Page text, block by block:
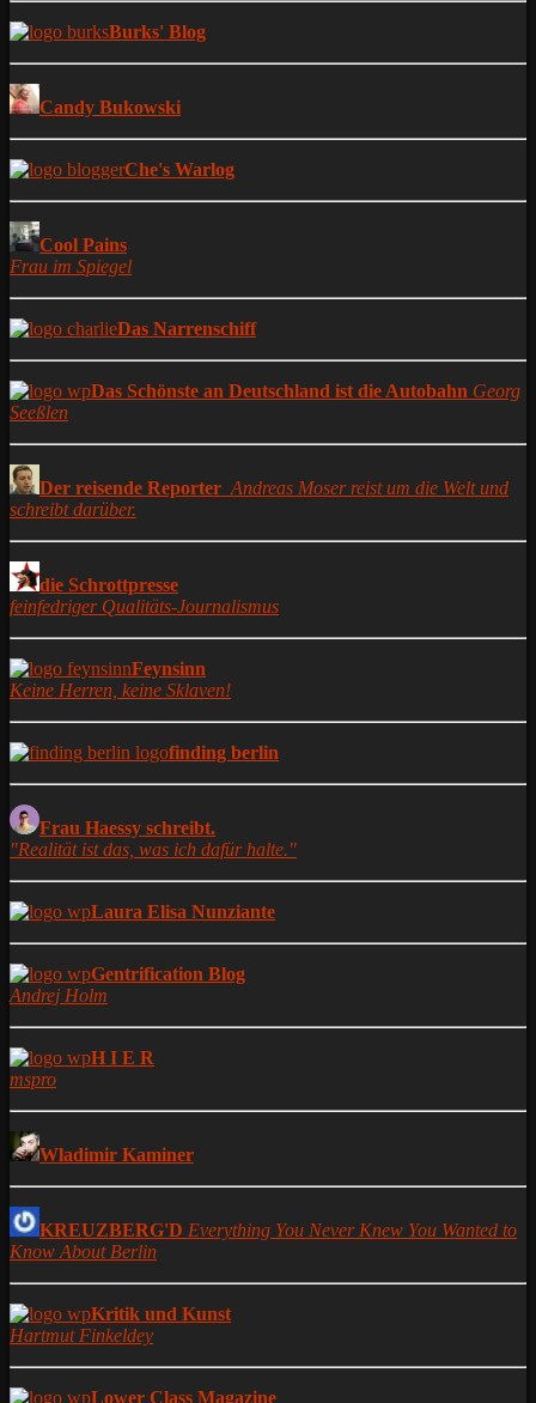
Burks' Blog
Candy Bukowski
Che's Warlog
Cool Pains
Frau im Spiegel
Das Narrenschiff
Das Schönste an Deutschland ist die Autobahn Georg
Seeßlen
Der reisende Reporter Andreas Moser reist um die Welt und
schreibt darüber.
die Schrottpresse
feinfedriger Qualitäts-Journalismus
Feynsinn
Keine Herren, keine Sklaven!
finding berlin
Frau Haessy schreibt.
"Realität ist das, was ich dafür halte."
Laura Elisa Nunziante
Gentrification Blog
Andrej Holm
H I E R
mspro
Wladimir Kaminer
KREUZBERG'D Everything You Never Knew You Wanted to
Know About Berlin
Kritik und Kunst
Hartmut Finkeldey
Lower Class Magazine